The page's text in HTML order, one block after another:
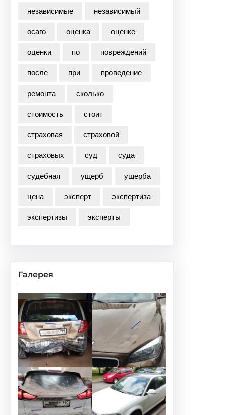
независимые
независимый
осаго
оценка
оценке
оценки
по
повреждений
после
при
проведение
ремонта
сколько
стоимость
стоит
страховая
страховой
страховых
суд
суда
судебная
ущерб
ущерба
цена
эксперт
экспертиза
экспертизы
эксперты
Галерея